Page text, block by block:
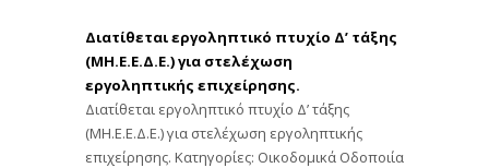
Διατίθεται εργοληπτικό πτυχίο Δ’ τάξης
(ΜΗ.Ε.Ε.Δ.Ε.) για στελέχωση
εργοληπτικής επιχείρησης.
Διατίθεται εργοληπτικό πτυχίο Δ’ τάξης
(ΜΗ.Ε.Ε.Δ.Ε.) για στελέχωση εργοληπτικής
επιχείρησης. Κατηγορίες: Οικοδομικά Οδοποιία